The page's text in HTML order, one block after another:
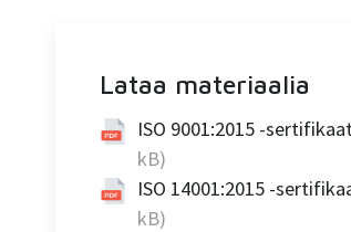
Lataa materiaalia
ISO 9001:2015 -
kB)
ISO 14001:2015 -
kB)